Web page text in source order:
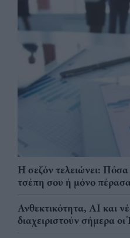
Η σεζόν τελειώνει:
τσέπη σου ή μόνο
Ανθεκτικότητα, AI και
διαχειριστούν σήμερα